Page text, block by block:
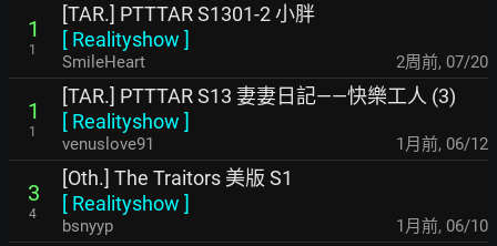
1
1
[TAR.] PTTTAR S1301-2 小胖
[ Realityshow ]
SmileHeart 2周前, 07/20
1
1
[TAR.] PTTTAR S13 妻妻日記——快樂工人 (3)
[ Realityshow ]
venuslove91 1月前, 06/12
3
4
[Oth.] The Traitors 美版 S1
[ Realityshow ]
bsnyyp 1月前, 06/10